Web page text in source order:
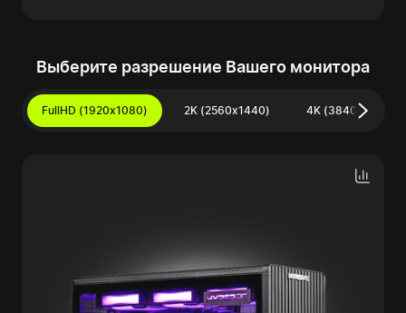
Выберите разрешение Вашего монитора
FullHD (1920x1080) 2K (2560x1440) 4K (3840x2160)